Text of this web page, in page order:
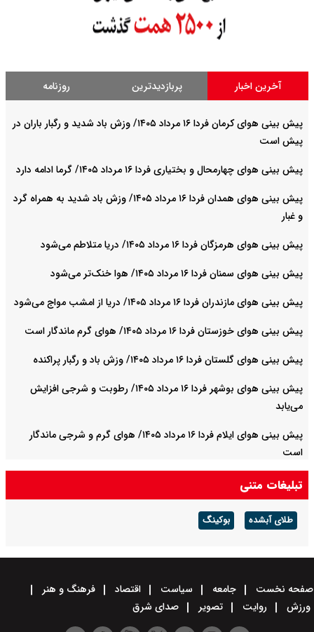
آخرین اخبار پربازدیدترین روزنامه
پیش بینی هوای کرمان فردا ۱۶ مرداد ۱۴۰۵/ وزش باد شدید و رگبار باران در
پیش است
پیش بینی هوای چهارمحال و بختیاری فردا ۱۶ مرداد ۱۴۰۵/ گرما ادامه دارد
پیش بینی هوای همدان فردا ۱۶ مرداد ۱۴۰۵/ وزش باد شدید به همراه گرد
و غبار
پیش بینی هوای هرمزگان فردا ۱۶ مرداد ۱۴۰۵/ دریا متلاطم می‌شود
پیش بینی هوای سمنان فردا ۱۶ مرداد ۱۴۰۵/ هوا خنک‌تر می‌شود
پیش بینی هوای مازندران فردا ۱۶ مرداد ۱۴۰۵/ دریا از امشب مواج می‌شود
پیش بینی هوای خوزستان فردا ۱۶ مرداد ۱۴۰۵/ هوای گرم ماندگار است
پیش بینی هوای گلستان فردا ۱۶ مرداد ۱۴۰۵/ وزش باد و رگبار پراکنده
پیش بینی هوای بوشهر فردا ۱۶ مرداد ۱۴۰۵/ رطوبت و شرجی افزایش
می‌یابد
پیش بینی هوای ایلام فردا ۱۶ مرداد ۱۴۰۵/ هوای گرم و شرجی ماندگار
است
تبلیغات متنی
طلای آبشده بوکینگ
صفحه نخست جامعه سیاست اقتصاد
فرهنگ و هنر
ورزش
روایت تصویر صدای شرق